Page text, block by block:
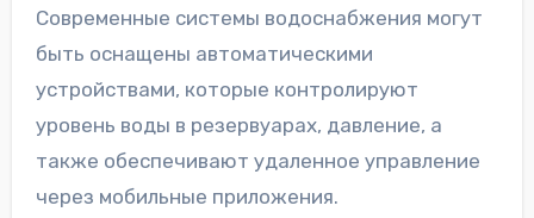
Современные системы водоснабжения могут
быть оснащены автоматическими
устройствами, которые контролируют
уровень воды в резервуарах, давление, а
также обеспечивают удаленное управление
через мобильные приложения.